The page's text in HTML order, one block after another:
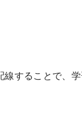
することで、学